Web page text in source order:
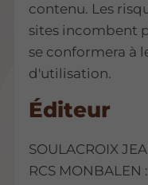
contenu. Les
sites incombent
se conformera à
d'utilisation.
Éditeur
SOULACROIX
RCS